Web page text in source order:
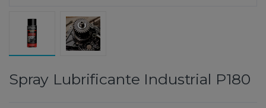
Spray Lubrificante Industrial P180